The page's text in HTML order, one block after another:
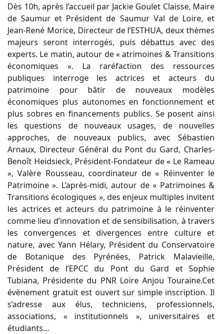
Dès 10h, après l’accueil par Jackie Goulet Claisse, Maire
de Saumur et Président de Saumur Val de Loire, et
Jean-René Morice, Directeur de l’ESTHUA, deux thèmes
majeurs seront interrogés, puis débattus avec des
experts. Le matin, autour de « atrimoines & Transitions
économiques ». La raréfaction des ressources
publiques interroge les actrices et acteurs du
patrimoine pour bâtir de nouveaux modèles
économiques plus autonomes en fonctionnement et
plus sobres en financements publics. Se posent ainsi
les questions de nouveaux usages, de nouvelles
approches, de nouveaux publics, avec Sébastien
Arnaux, Directeur Général du Pont du Gard, Charles-
Benoît Heidsieck, Président-Fondateur de « Le Rameau
», Valère Rousseau, coordinateur de « Réinventer le
Patrimoine ». L’après-midi, autour de « Patrimoines &
Transitions écologiques », des enjeux multiples invitent
les actrices et acteurs du patrimoine à le réinventer
comme lieu d’innovation et de sensibilisation, à travers
les convergences et divergences entre culture et
nature, avec Yann Hélary, Président du Conservatoire
de Botanique des Pyrénées, Patrick Malavieille,
Président de l’EPCC du Pont du Gard et Sophie
Tubiana, Présidente du PNR Loire Anjou Touraine.Cet
évènement gratuit est ouvert sur simple inscription. Il
s’adresse aux élus, techniciens, professionnels,
associations, « institutionnels », universitaires et
étudiants…